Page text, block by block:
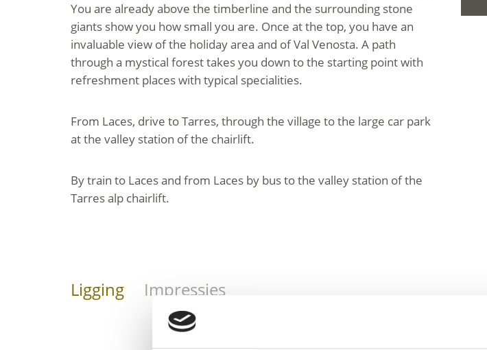
You are already above the timberline and the surrounding stone
giants show you how small you are. Once at the top, you have an
invaluable view of the holiday area and of Val Venosta. A path
through a mystical forest takes you down to the starting point with
refreshment places with typical specialities.
From Laces, drive to Tarres, through the village to the large car park
at the valley station of the chairlift.
By train to Laces and from Laces by bus to the valley station of the
Tarres alp chairlift.
Ligging Impressies